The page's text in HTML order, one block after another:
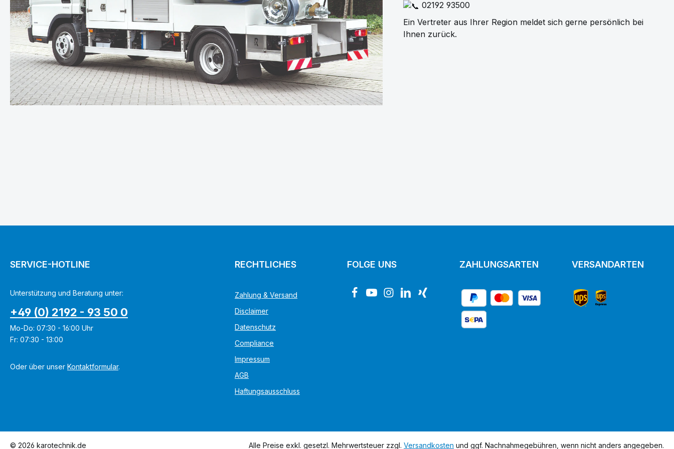
02192 93500
Ein Vertreter aus Ihrer Region meldet sich gerne persönlich bei
Ihnen zurück.
SERVICE-HOTLINE
Unterstützung und Beratung unter:
+49 (0) 2192 - 93 50 0
Mo-Do: 07:30 - 16:00 Uhr
Fr: 07:30 - 13:00
Oder über unser Kontaktformular.
RECHTLICHES
Zahlung & Versand
Disclaimer
Datenschutz
Compliance
Impressum
AGB
Haftungsausschluss
FOLGE UNS ZAHLUNGSARTEN VERSANDARTEN
© 2026 karotechnik.de Alle Preise exkl. gesetzl. Mehrwertsteuer zzgl. Versandkosten und ggf. Nachnahmegebühren, wenn nicht anders angegeben.